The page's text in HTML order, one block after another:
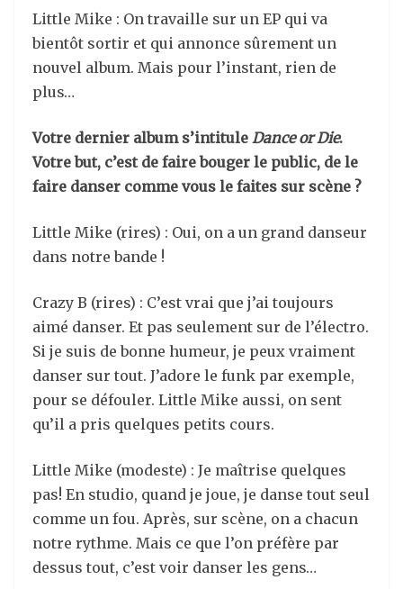
Little Mike : On travaille sur un EP qui va
bientôt sortir et qui annonce sûrement un
nouvel album. Mais pour l’instant, rien de
plus…
Votre dernier album s’intitule Dance or Die.
Votre but, c’est de faire bouger le public, de le
faire danser comme vous le faites sur scène ?
Little Mike (rires) : Oui, on a un grand danseur
dans notre bande !
Crazy B (rires) : C’est vrai que j’ai toujours
aimé danser. Et pas seulement sur de l’électro.
Si je suis de bonne humeur, je peux vraiment
danser sur tout. J’adore le funk par exemple,
pour se défouler. Little Mike aussi, on sent
qu’il a pris quelques petits cours.
Little Mike (modeste) : Je maîtrise quelques
pas! En studio, quand je joue, je danse tout seul
comme un fou. Après, sur scène, on a chacun
notre rythme. Mais ce que l’on préfère par
dessus tout, c’est voir danser les gens…